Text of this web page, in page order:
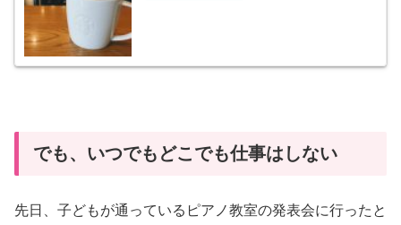
でも、いつでもどこでも仕事はしない
先日、子どもが通っているピアノ教室の発表会に行ったと